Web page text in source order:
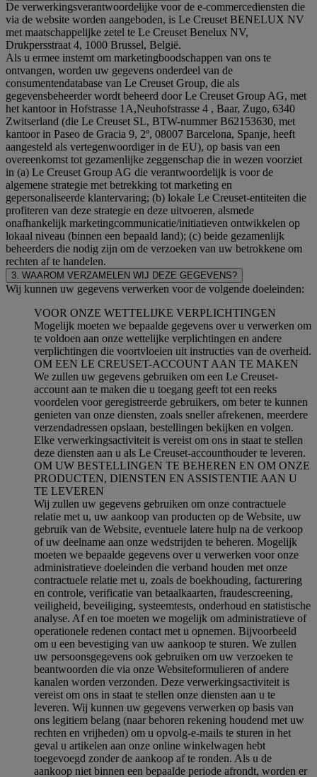
De verwerkingsverantwoordelijke voor de e-commercediensten die
via de website worden aangeboden, is Le Creuset BENELUX NV
met maatschappelijke zetel te Le Creuset Benelux NV,
Drukpersstraat 4, 1000 Brussel, België.
Als u ermee instemt om marketingboodschappen van ons te
ontvangen, worden uw gegevens onderdeel van de
consumentendatabase van Le Creuset Group, die als
gegevensbeheerder wordt beheerd door Le Creuset Group AG, met
het kantoor in Hofstrasse 1A,Neuhofstrasse 4 , Baar, Zugo, 6340
Zwitserland (die Le Creuset SL, BTW-nummer B62153630, met
kantoor in Paseo de Gracia 9, 2º, 08007 Barcelona, Spanje, heeft
aangesteld als vertegenwoordiger in de EU), op basis van een
overeenkomst tot gezamenlijke zeggenschap die in wezen voorziet
in (a) Le Creuset Group AG die verantwoordelijk is voor de
algemene strategie met betrekking tot marketing en
gepersonaliseerde klantervaring; (b) lokale Le Creuset-entiteiten die
profiteren van deze strategie en deze uitvoeren, alsmede
onafhankelijk marketingcommunicatie/initiatieven ontwikkelen op
lokaal niveau (binnen een bepaald land); (c) beide gezamenlijk
beheerders die nodig zijn om de verzoeken van uw betrokkene om
rechten af te handelen.
3. WAAROM VERZAMELEN WIJ DEZE GEGEVENS?
Wij kunnen uw gegevens verwerken voor de volgende doeleinden:
VOOR ONZE WETTELIJKE VERPLICHTINGEN
Mogelijk moeten we bepaalde gegevens over u verwerken om
te voldoen aan onze wettelijke verplichtingen en andere
verplichtingen die voortvloeien uit instructies van de overheid.
OM EEN LE CREUSET-ACCOUNT AAN TE MAKEN
We zullen uw gegevens gebruiken om een Le Creuset-
account aan te maken die u toegang geeft tot een reeks
voordelen voor geregistreerde gebruikers, om beter te kunnen
genieten van onze diensten, zoals sneller afrekenen, meerdere
verzendadressen opslaan, bestellingen bekijken en volgen.
Elke verwerkingsactiviteit is vereist om ons in staat te stellen
deze diensten aan u als Le Creuset-accounthouder te leveren.
OM UW BESTELLINGEN TE BEHEREN EN OM ONZE
PRODUCTEN, DIENSTEN EN ASSISTENTIE AAN U
TE LEVEREN
Wij zullen uw gegevens gebruiken om onze contractuele
relatie met u, uw aankoop van producten op de Website, uw
gebruik van de Website, eventuele latere hulp na de verkoop
of uw deelname aan onze wedstrijden te beheren. Mogelijk
moeten we bepaalde gegevens over u verwerken voor onze
administratieve doeleinden die verband houden met onze
contractuele relatie met u, zoals de boekhouding, facturering
en controle, verificatie van betaalkaarten, fraudescreening,
veiligheid, beveiliging, systeemtests, onderhoud en statistische
analyse. Af en toe moeten we mogelijk om administratieve of
operationele redenen contact met u opnemen. Bijvoorbeeld
om u een bevestiging van uw aankoop te sturen. We zullen
uw persoonsgegevens ook gebruiken om uw verzoeken te
beantwoorden die via onze Websiteformulieren of andere
kanalen worden verzonden. Deze verwerkingsactiviteit is
vereist om ons in staat te stellen onze diensten aan u te
leveren. Wij kunnen uw gegevens verwerken op basis van
ons legitiem belang (naar behoren rekening houdend met uw
rechten en vrijheden) om u opvolg-e-mails te sturen in het
geval u artikelen aan onze online winkelwagen hebt
toegevoegd zonder de aankoop af te ronden. Als u de
aankoop niet binnen een bepaalde periode afrondt, worden er